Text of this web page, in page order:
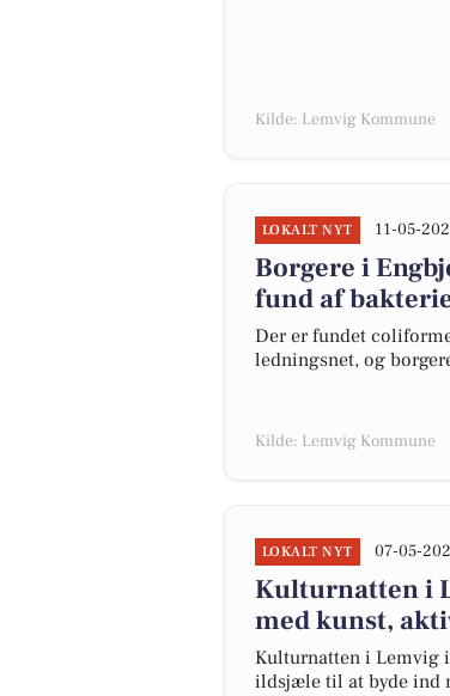
Kilde: Lemvig Kommune
LOKALT NYT 11-05-
Borgere i
fund af
Der er fundet
ledningsnet, og
Kilde: Lemvig Kommune
LOKALT NYT 07-05-
Kulturnatten i
med kunst,
Kulturnatten i Lemvig
ildsjæle til at byde ind